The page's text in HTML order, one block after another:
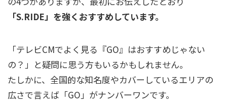
「S.RIDE」を強くおすすめしています。
「テレビCMでよく見る『GO』はおすすめじゃない
の？」と疑問に思う方もいるかもしれません。
たしかに、全国的な知名度やカバーしているエリアの
広さで言えば「GO」がナンバーワンです。